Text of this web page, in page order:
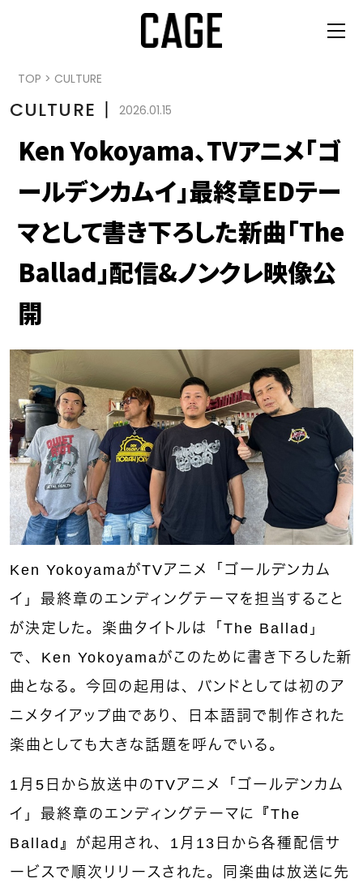
TOP > CULTURE
CULTURE 丨 2026.01.15
Ken Yokoyama、TVアニメ「ゴ
ールデンカムイ」最終章EDテー
マとして書き下ろした新曲「The
Ballad」配信&ノンクレ映像公
開
Ken YokoyamaがTVアニメ「ゴールデンカム
イ」最終章のエンディングテーマを担当すること
が決定した。楽曲タイトルは「The Ballad」
で、Ken Yokoyamaがこのために書き下ろした新
曲となる。今回の起用は、バンドとしては初のア
ニメタイアップ曲であり、日本語詞で制作された
楽曲としても大きな話題を呼んでいる。
1月5日から放送中のTVアニメ「ゴールデンカム
イ」最終章のエンディングテーマに『The
Ballad』が起用され、1月13日から各種配信サ
ービスで順次リリースされた。同楽曲は放送に先